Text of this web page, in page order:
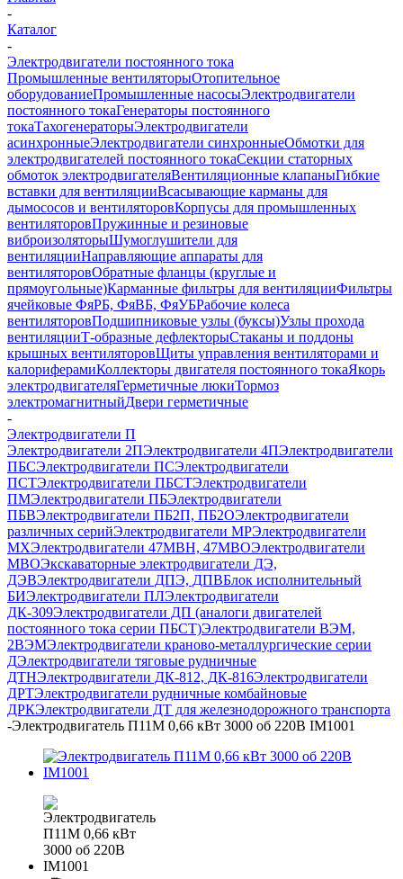
-
Каталог
-
Электродвигатели постоянного тока
Промышленные вентиляторыОтопительное
оборудованиеПромышленные насосыЭлектродвигатели
постоянного токаГенераторы постоянного
токаТахогенераторыЭлектродвигатели
асинхронныеЭлектродвигатели синхронныеОбмотки для
электродвигателей постоянного токаСекции статорных
обмоток электродвигателяВентиляционные клапаныГибкие
вставки для вентиляцииВсасывающие карманы для
дымососов и вентиляторовКорпусы для промышленных
вентиляторовПружинные и резиновые
виброизоляторыШумоглушители для
вентиляцииНаправляющие аппараты для
вентиляторовОбратные фланцы (круглые и
прямоугольные)Карманные фильтры для вентиляцииФильтры
ячейковые ФяРБ, ФяВБ, ФяУБРабочие колеса
вентиляторовПодшипниковые узлы (буксы)Узлы прохода
вентиляцииТ-образные дефлекторыСтаканы и поддоны
крышных вентиляторовЩиты управления вентиляторами и
калориферамиКоллекторы двигателя постоянного токаЯкорь
электродвигателяГерметичные люкиТормоз
электромагнитныйДвери герметичные
-
Электродвигатели П
Электродвигатели 2ПЭлектродвигатели 4ПЭлектродвигатели
ПБСЭлектродвигатели ПСЭлектродвигатели
ПСТЭлектродвигатели ПБСТЭлектродвигатели
ПМЭлектродвигатели ПБЭлектродвигатели
ПБВЭлектродвигатели ПБ2П, ПБ2ОЭлектродвигатели
различных серийЭлектродвигатели МРЭлектродвигатели
MXЭлектродвигатели 47MBH, 47МВОЭлектродвигатели
MBOЭкскаваторные электродвигатели ДЭ,
ДЭВЭлектродвигатели ДПЭ, ДПВБлок исполнительный
БИЭлектродвигатели ПЛЭлектродвигатели
ДК-309Электродвигатели ДП (аналоги двигателей
постоянного тока серии ПБСТ)Электродвигатели ВЭМ,
2ВЭМЭлектродвигатели краново-металлургические серии
ДЭлектродвигатели тяговые рудничные
ДТНЭлектродвигатели ДК-812, ДК-816Электродвигатели
ДРТЭлектродвигатели рудничные комбайновые
ДРКЭлектродвигатели ДТ для железнодорожного транспорта
-Электродвигатель П11М 0,66 кВт 3000 об 220В IM1001